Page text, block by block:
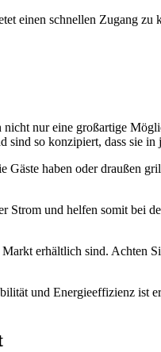
einen schnellen Zugang zu
nur eine großartige
so konzipiert, dass sie in
haben oder draußen
Strom und helfen somit bei
erhältlich sind. Achten
und Energieeffizienz ist